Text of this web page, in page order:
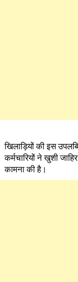
खिलाड़ियों की इस
कर्मचारियों ने खुशी
कामना की है।